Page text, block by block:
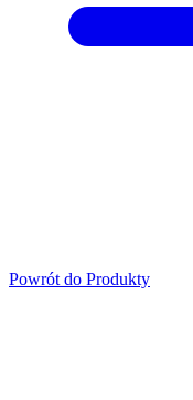
Powrót do Produkty